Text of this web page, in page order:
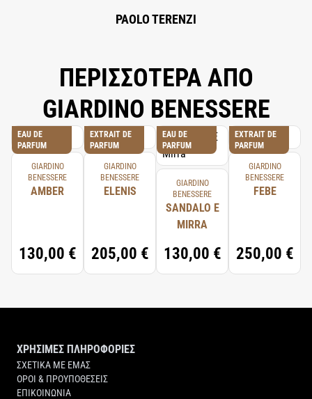
PAOLO TERENZI
ΠΕΡΙΣΣΟΤΕΡΑ ΑΠΟ
GIARDINO BENESSERE
EAU DE
PARFUM
GIARDINO
BENESSERE
AMBER
130,00 €
EXTRAIT DE
PARFUM
GIARDINO
BENESSERE
ELENIS
205,00 €
EAU DE
PARFUM
GIARDINO
BENESSERE
SANDALO E
MIRRA
130,00 €
EXTRAIT DE
PARFUM
GIARDINO
BENESSERE
FEBE
250,00 €
ΧΡΗΣΙΜΕΣ ΠΛΗΡΟΦΟΡΙΕΣ
ΣΧΕΤΙΚΑ ΜΕ ΕΜΑΣ
ΟΡΟΙ & ΠΡΟΥΠΟΘΕΣΕΙΣ
ΕΠΙΚΟΙΝΩΝΙΑ